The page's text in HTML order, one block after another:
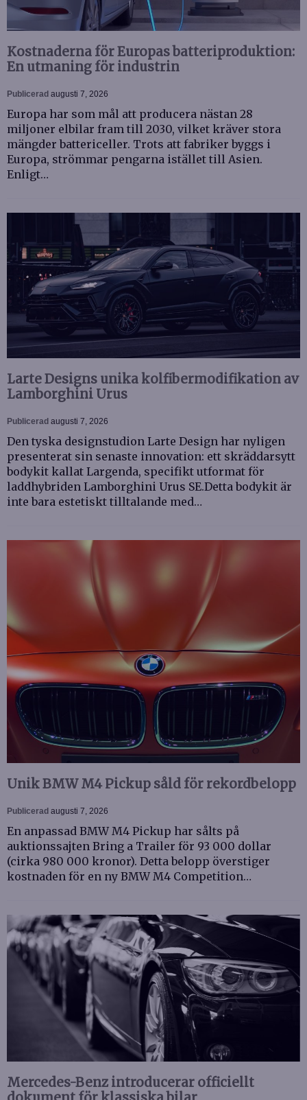
Kostnaderna för Europas batteriproduktion:
En utmaning för industrin
Publicerad augusti 7, 2026
Europa har som mål att producera nästan 28
miljoner elbilar fram till 2030, vilket kräver stora
mängder battericeller. Trots att fabriker byggs i
Europa, strömmar pengarna istället till Asien.
Enligt…
Larte Designs unika kolfibermodifikation av
Lamborghini Urus
Publicerad augusti 7, 2026
Den tyska designstudion Larte Design har nyligen
presenterat sin senaste innovation: ett skräddarsytt
bodykit kallat Largenda, specifikt utformat för
laddhybriden Lamborghini Urus SE.Detta bodykit är
inte bara estetiskt tilltalande med…
Unik BMW M4 Pickup såld för rekordbelopp
Publicerad augusti 7, 2026
En anpassad BMW M4 Pickup har sålts på
auktionssajten Bring a Trailer för 93 000 dollar
(cirka 980 000 kronor). Detta belopp överstiger
kostnaden för en ny BMW M4 Competition…
Mercedes-Benz introducerar officiellt